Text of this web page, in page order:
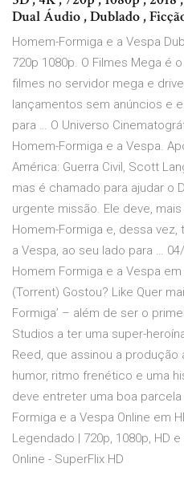
Dual Áudio , Dublado ,
Homem-Formiga e a Vespa
720p 1080p. O Filmes Mega é
filmes no servidor mega e
lançamentos sem anúncios e
para … O Universo
Homem-Formiga e a Vespa.
América: Guerra Civil, Scott
mas é chamado para ajudar o
urgente missão. Ele deve,
Homem-Formiga e, dessa vez,
a Vespa, ao seu lado para …
Homem Formiga e a Vespa em
(Torrent) Gostou? Like Quer
Formiga’ – além de ser o
Studios a ter uma super-
Reed, que assinou a
humor, ritmo frenético e uma
deve entreter uma boa
Formiga e a Vespa Online em
Legendado | 720p, 1080p, HD
Online - SuperFlix HD